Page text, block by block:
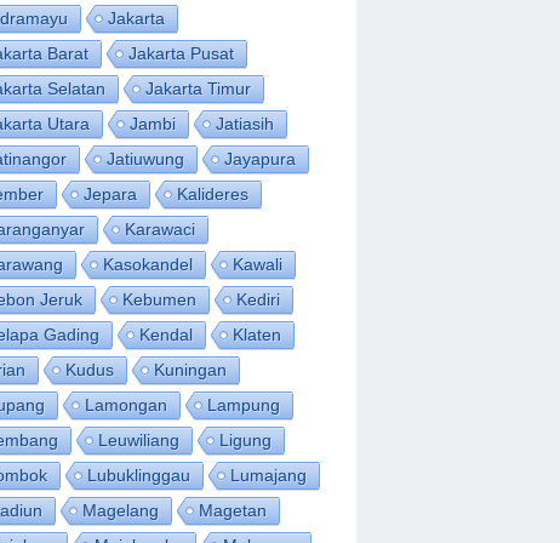
Jakarta
Barat
Jakarta Pusat
Selatan
Jakarta Timur
Utara
Jambi
Jatiasih
Jatiuwung
Jayapura
Jepara
Kalideres
Karawaci
Kasokandel
Kawali
Jeruk
Kebumen
Kediri
Gading
Kendal
Klaten
Kudus
Kuningan
Lamongan
Lampung
Leuwiliang
Ligung
Lubuklinggau
Lumajang
Magelang
Magetan